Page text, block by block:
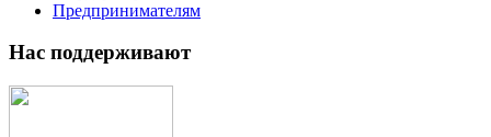
Предпринимателям
Нас поддерживают